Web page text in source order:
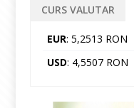
CURS VALUTAR
EUR: 5,2513 RON
USD: 4,5507 RON